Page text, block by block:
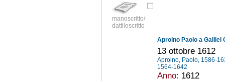
manoscritto/
dattiloscritto
Aproino Paolo a Galilei
13 ottobre 1612
Aproino, Paolo, 1586-
1564-1642
Anno: 1612